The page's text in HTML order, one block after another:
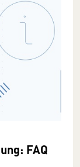
FAQ